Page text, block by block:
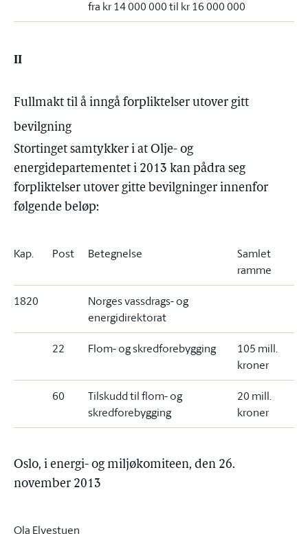
fra kr 14 000 000 til kr 16 000 000
II
Fullmakt til å inngå forpliktelser utover gitt
bevilgning
Stortinget samtykker i at Olje- og
energidepartementet i 2013 kan pådra seg
forpliktelser utover gitte bevilgninger innenfor
følgende beløp:
Kap. Post Betegnelse
Samlet
ramme
1820
Norges vassdrags- og
energidirektorat
22 Flom- og skredforebygging
105 mill.
kroner
60
Tilskudd til flom- og
skredforebygging
20 mill.
kroner
Oslo, i energi- og miljøkomiteen, den 26.
november 2013
Ola Elvestuen